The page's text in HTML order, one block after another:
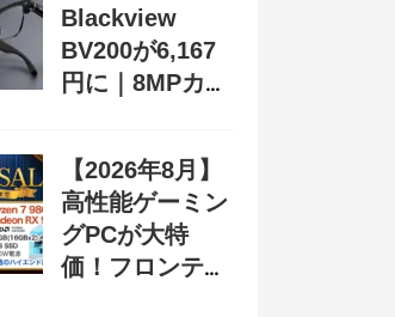
Blackview
BV200が6,167
円に｜8MPカメ
ン配布中
【2026年8月】
高性能ゲーミン
グPCが大特
価！フロンティ